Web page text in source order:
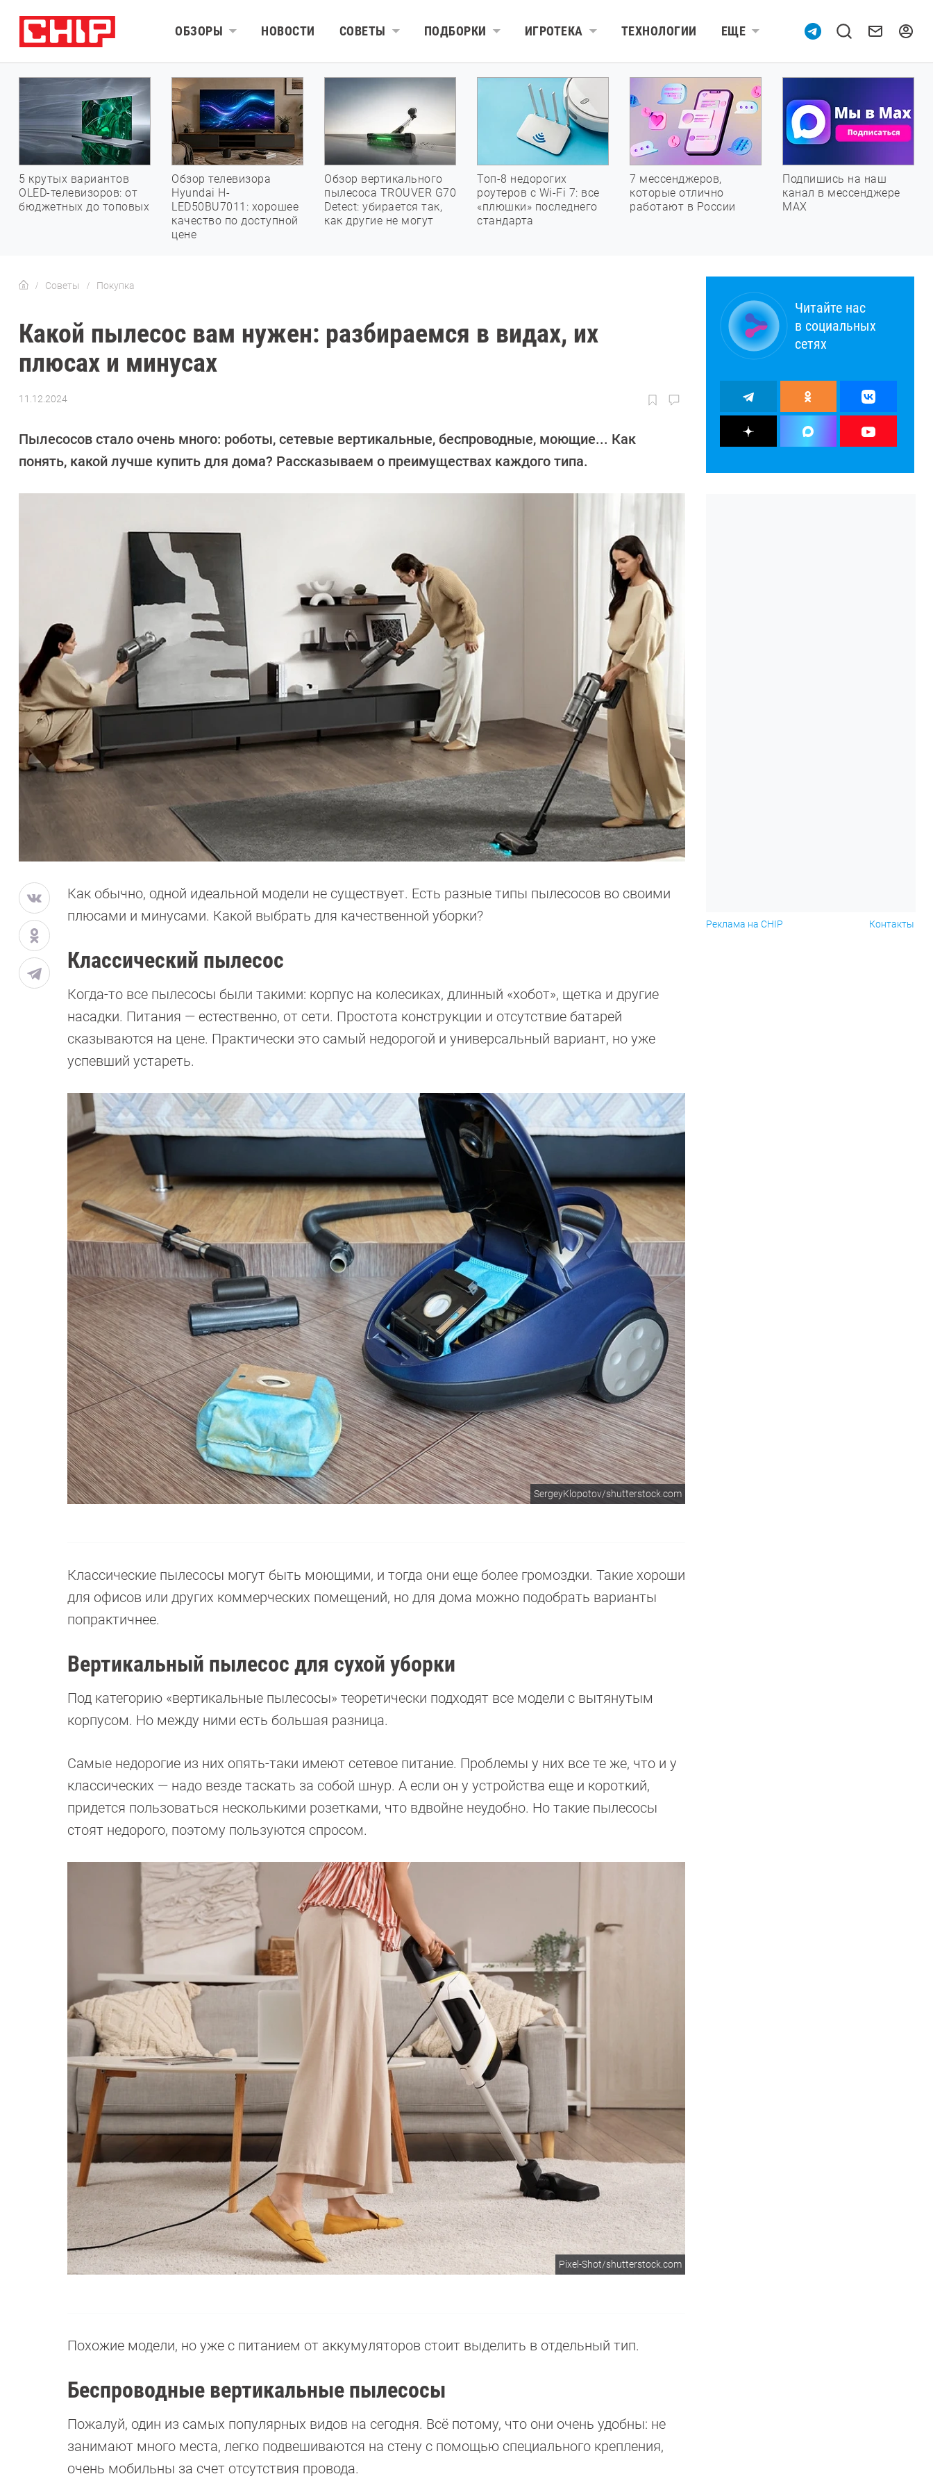
ОБЗОРЫ НОВОСТИ СОВЕТЫ ПОДБОРКИ ИГРОТЕКА ТЕХНОЛОГИИ ЕЩЕ
5 крутых вариантов
OLED-телевизоров: от
бюджетных до топовых
Обзор телевизора
Hyundai H-
LED50BU7011: хорошее
качество по доступной
цене
Обзор вертикального
пылесоса TROUVER G70
Detect: убирается так,
как другие не могут
Топ-8 недорогих
роутеров с Wi-Fi 7: все
«плюшки» последнего
стандарта
7 мессенджеров,
которые отлично
работают в России
Подпишись на наш
канал в мессенджере
МАХ
Советы Покупка
Какой пылесос вам нужен: разбираемся в видах, их
плюсах и минусах
11.12.2024
Пылесосов стало очень много: роботы, сетевые вертикальные, беспроводные, моющие... Как
понять, какой лучше купить для дома? Рассказываем о преимуществах каждого типа.
Как обычно, одной идеальной модели не существует. Есть разные типы пылесосов во своими
плюсами и минусами. Какой выбрать для качественной уборки?
Классический пылесос
Когда-то все пылесосы были такими: корпус на колесиках, длинный «хобот», щетка и другие
насадки. Питания — естественно, от сети. Простота конструкции и отсутствие батарей
сказываются на цене. Практически это самый недорогой и универсальный вариант, но уже
успевший устареть.
SergeyKlopotov/shutterstock.com
Классические пылесосы могут быть моющими, и тогда они еще более громоздки. Такие хороши
для офисов или других коммерческих помещений, но для дома можно подобрать варианты
попрактичнее.
Вертикальный пылесос для сухой уборки
Под категорию «вертикальные пылесосы» теоретически подходят все модели с вытянутым
корпусом. Но между ними есть большая разница.
Самые недорогие из них опять-таки имеют сетевое питание. Проблемы у них все те же, что и у
классических — надо везде таскать за собой шнур. А если он у устройства еще и короткий,
придется пользоваться несколькими розетками, что вдвойне неудобно. Но такие пылесосы
стоят недорого, поэтому пользуются спросом.
Pixel-Shot/shutterstock.com
Похожие модели, но уже с питанием от аккумуляторов стоит выделить в отдельный тип.
Беспроводные вертикальные пылесосы
Пожалуй, один из самых популярных видов на сегодня. Всё потому, что они очень удобны: не
занимают много места, легко подвешиваются на стену с помощью специального крепления,
очень мобильны за счет отсутствия провода.
Читайте нас
в социальных
сетях
Реклама на CHIP Контакты